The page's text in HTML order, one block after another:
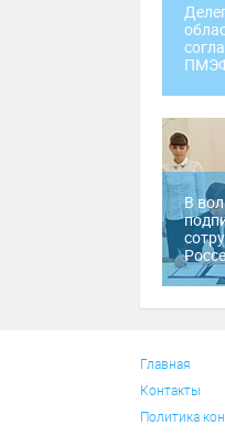
В
Главная
Контакты
Политика